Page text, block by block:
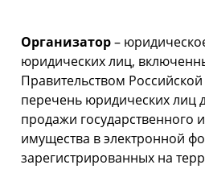
Организатор–
юридических лиц,
Правительством
перечень юридических лиц
продажи государственного
имущества в электронной
зарегистрированных на